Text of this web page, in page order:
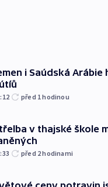
i Saúdská
před 1hodinou
v thajské škole
před 2hodinami